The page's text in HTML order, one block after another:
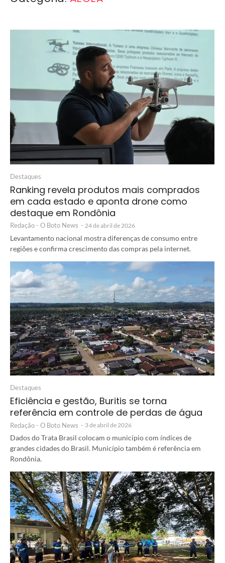
Destaques
Ranking revela produtos mais comprados
em cada estado e aponta drone como
destaque em Rondônia
Redação - O Boto News - 24 de abril de 2026
Levantamento nacional mostra diferenças de consumo entre
regiões e confirma crescimento das compras pela internet.
Destaques
Eficiência e gestão, Buritis se torna
referência em controle de perdas de água
Redação - O Boto News - 3 de abril de 2026
Dados do Trata Brasil colocam o município com índices de
grandes cidades do Brasil. Município também é referência em
Rondônia.